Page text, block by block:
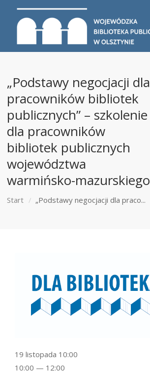
„Podstawy negocjacji dla
pracowników bibliotek
publicznych” – szkolenie
dla pracowników
bibliotek publicznych
województwa
warmińsko-mazurskiego
Start „Podstawy negocjacji dla praco...
19 listopada 10:00
10:00 — 12:00